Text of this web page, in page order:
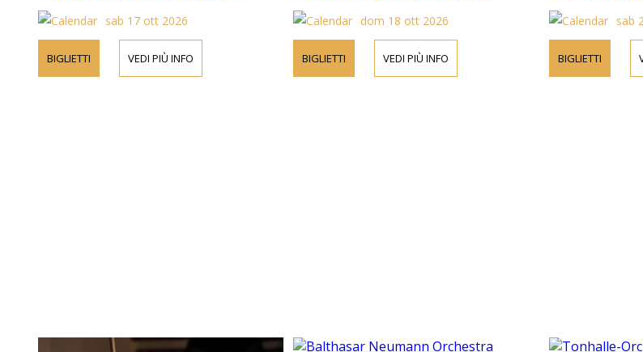
sab 17 ott 2026
BIGLIETTI VEDI PIÙ INFO
dom 18 ott 2026
BIGLIETTI VEDI PIÙ INFO
sab
BIGLIETTI